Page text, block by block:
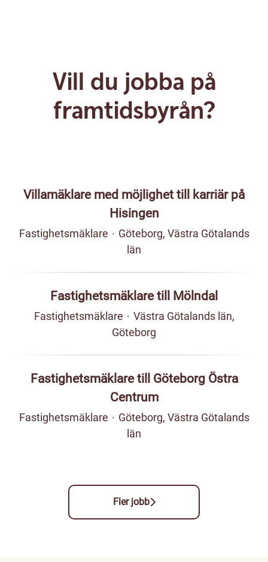
Vill du jobba på
framtidsbyrån?
Villamäklare med möjlighet till karriär på
Hisingen
Fastighetsmäklare · Göteborg, Västra Götalands
län
Fastighetsmäklare till Mölndal
Fastighetsmäklare · Västra Götalands län,
Göteborg
Fastighetsmäklare till Göteborg Östra
Centrum
Fastighetsmäklare · Göteborg, Västra Götalands
län
Fler jobb